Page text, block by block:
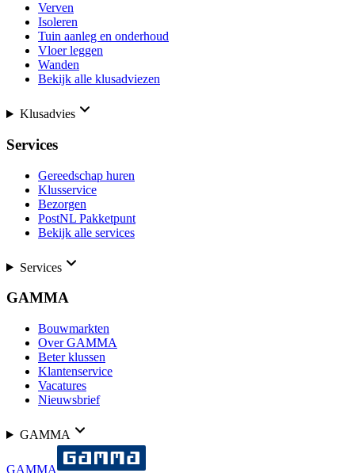
Verven
Isoleren
Tuin aanleg en onderhoud
Vloer leggen
Wanden
Bekijk alle klusadviezen
Klusadvies
Services
Gereedschap huren
Klusservice
Bezorgen
PostNL Pakketpunt
Bekijk alle services
Services
GAMMA
Bouwmarkten
Over GAMMA
Beter klussen
Klantenservice
Vacatures
Nieuwsbrief
GAMMA
GAMMA